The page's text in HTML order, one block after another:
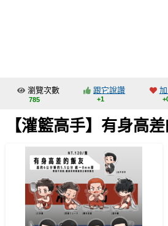
交流中心
攤位轉讓區
會員中心
註冊會員
登入
瀏覽次數
785
跟它說讚
+1
【灌籃高手】有身高